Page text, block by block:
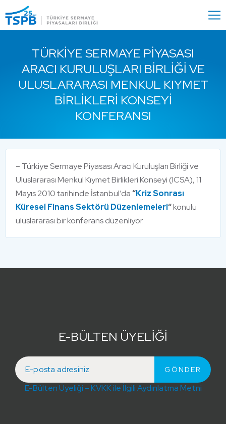
Close
TÜRKIYE SERMAYE PIYASASI
ARACI KURULUŞLARI BIRLIĞI VE
ULUSLARARASI MENKUL KIYMET
BIRLIKLERI KONSEYI
KONFERANSI
– Türkiye Sermaye Piyasası Aracı Kuruluşları Birliği ve
Uluslararası Menkul Kıymet Birlikleri Konseyi (ICSA), 11
Mayıs 2010 tarihinde İstanbul’da“Kriz Sonrası
Küresel Finans Sektörü Düzenlemeleri“konulu
uluslararası bir konferans düzenliyor.
E-BÜLTEN ÜYELİĞİ
E-Bülten Üyeliği – KVKK ile İlgili Aydınlatma Metni